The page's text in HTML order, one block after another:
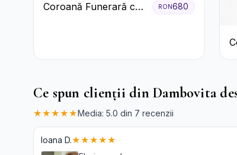
Coroană Funerară cu
RON680
Ce spun clienții din Dambovita
★★★★★Media: 5.0 din 7 recenzii
Ioana D.★★★★★